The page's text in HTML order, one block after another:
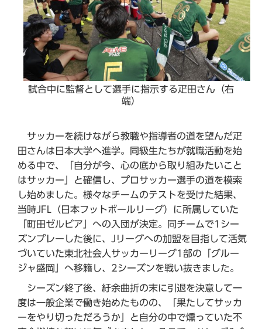
試合中に監督として選手に指示する疋田さん（右
端）
サッカーを続けながら教職や指導者の道を望んだ疋
田さんは日本大学へ進学。同級生たちが就職活動を始
める中で、「自分が今、心の底から取り組みたいこと
はサッカー」と確信し、プロサッカー選手の道を模索
し始めました。様々なチームのテストを受けた結果、
当時JFL（日本フットボールリーグ）に所属していた
「町田ゼルビア」への入団が決定。同チームで1シー
ズンプレーした後に、Jリーグへの加盟を目指して活気
づいていた東北社会人サッカーリーグ1部の「グルー
ジャ盛岡」へ移籍し、2シーズンを戦い抜きました。
シーズン終了後、紆余曲折の末に引退を決意して一
度は一般企業で働き始めたものの、「果たしてサッカ
ーをやり切っただろうか」と自分の中で燻っていた不